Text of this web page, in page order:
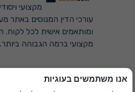
מקצועי
עורכי הדין המנוסים באתר
ומותאמים אישית לכל לקוח.
מקצועי ברמה הגבוהה ביותר.
למדריך המשפטי המקיף ←
אנו משתמשים בעוגיות